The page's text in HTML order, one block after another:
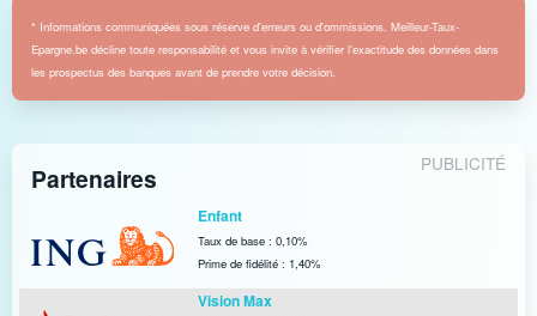
* Informations communiquées sous réserve d'erreurs ou d'ommissions. Meilleur-Taux-
Epargne.be décline toute responsabilité et vous invite à vérifier l'exactitude des données dans
les prospectus des banques avant de prendre votre décision.
Partenaires PUBLICITÉ
Enfant
Taux de base : 0,10%
Prime de fidélité : 1,40%
Vision Max